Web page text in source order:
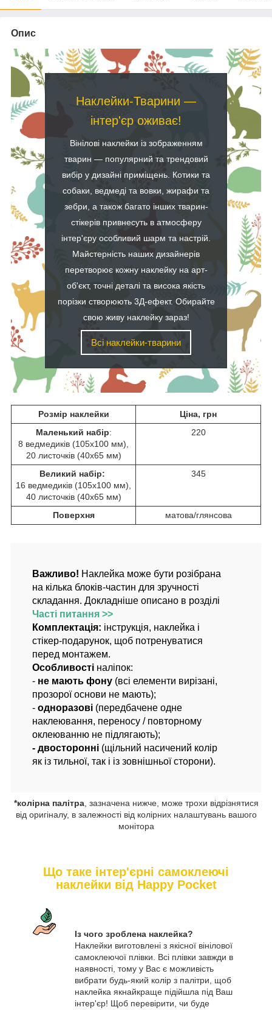
Опис
Наклейки-Тварини —
інтер'єр оживає!
Вінілові наклейки із зображенням
тварин — популярний та трендовий
вибір у дизайні приміщень. Котики та
собаки, ведмеді та вовки, жирафи та
зебри, а також багато інших тварин-
стікерів привнесуть в атмосферу
інтер'єру особливий шарм та настрій.
Майстерність наших дизайнерів
перетворює кожну наклейку на арт-
об'єкт, точні деталі та висока якість
порізки створюють 3Д-ефект. Обирайте
свою живу наклейку зараз!
Всі наклейки-тварини
Розмір наклейки
Ціна, грн
Маленький набір:
8 ведмедиків (105х100 мм),
20 листочків (40х65 мм)
220
Великий набір:
16 ведмедиків (105х100 мм),
40 листочків (40х65 мм)
345
Поверхня матова/глянсова
Важливо! Наклейка може бути розібрана
на кілька блоків-частин для зручності
складання. Докладніше описано в розділі
Часті питання >>
Комплектація: інструкція, наклейка і
стікер-подарунок, щоб потренуватися
перед монтажем.
Особливості наліпок:
- не мають фону (всі елементи вирізані,
прозорої основи не мають);
- одноразові (передбачене одне
наклеювання, переносу / повторному
оклеюванню не підлягають);
- двосторонні (щільний насичений колір
як із тильної, так і із зовнішньої сторони).
*колірна палітра, зазначена нижче, може трохи відрізнятися
від оригіналу, в залежності від колірних налаштувань вашого
монітора
Що таке інтер'єрні самоклеючі
наклейки від Happy Pocket
Із чого зроблена наклейка?
Наклейки виготовлені з якісної вінілової
самоклеючої плівки. Всі плівки завжди в
наявності, тому у Вас є можливість
вибрати будь-який колір з палітри, щоб
наклейка якнайкраще підійшла під Ваш
інтер'єр! Щоб перевірити, чи буде